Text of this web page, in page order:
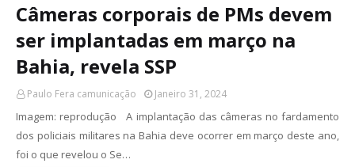
Câmeras corporais de PMs devem
ser implantadas em março na
Bahia, revela SSP
Paulo Fera camunicação Janeiro 31, 2024
Imagem: reprodução A implantação das câmeras no fardamento
dos policiais militares na Bahia deve ocorrer em março deste ano,
foi o que revelou o Se…